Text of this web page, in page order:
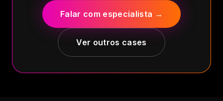
Falar com especialista →
Ver outros cases